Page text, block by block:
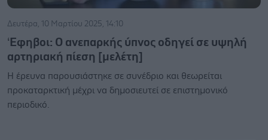
Δευτέρα, 10 Μαρτίου 2025, 14:10
‘Εφηβοι: Ο ανεπαρκής ύπνος οδηγεί σε υψηλή
αρτηριακή πίεση [μελέτη]
Η έρευνα παρουσιάστηκε σε συνέδριο και θεωρείται
προκαταρκτική μέχρι να δημοσιευτεί σε επιστημονικό
περιοδικό.